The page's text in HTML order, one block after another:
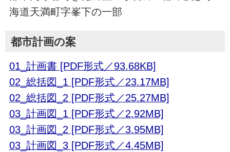
海道天満町字峯下の一部
都市計画の案
01_計画書 [PDF形式／93.68KB]
02_総括図_1 [PDF形式／23.17MB]
02_総括図_2 [PDF形式／25.27MB]
03_計画図_1 [PDF形式／2.92MB]
03_計画図_2 [PDF形式／3.95MB]
03_計画図_3 [PDF形式／4.45MB]